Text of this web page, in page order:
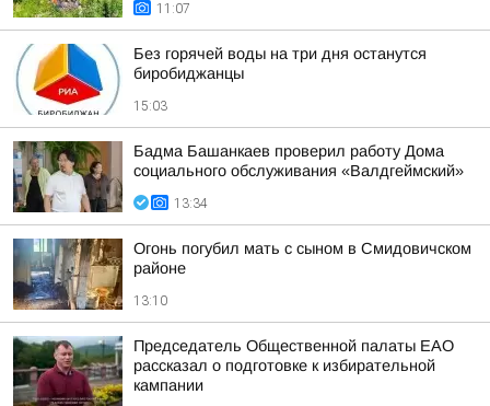
11:07
Без горячей воды на три дня останутся
биробиджанцы
15:03
Бадма Башанкаев проверил работу Дома
социального обслуживания «Валдгеймский»
13:34
Огонь погубил мать с сыном в Смидовичском
районе
13:10
Председатель Общественной палаты ЕАО
рассказал о подготовке к избирательной
кампании